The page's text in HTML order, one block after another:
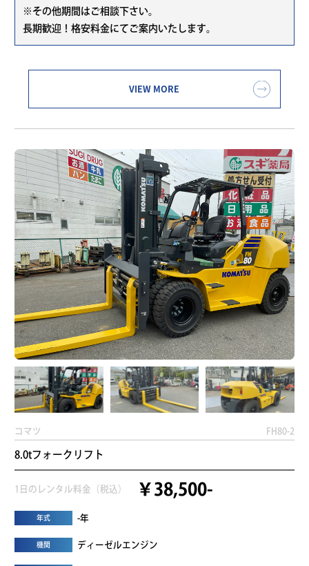
※その他期間はご相談下さい。
長期歓迎！格安料金にてご案内いたします。
VIEW MORE
コマツ FH80-2
8.0tフォークリフト
1日のレンタル料金（税込） ￥38,500-
年式 -年
機関 ディーゼルエンジン